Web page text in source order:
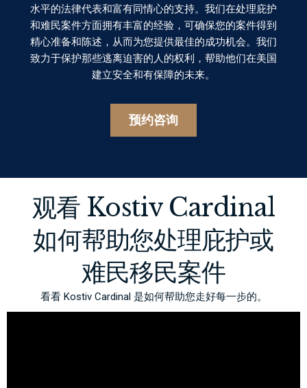
水平的法律代表和富有同情心的支持。我们在处理庇护
和难民案件方面拥有丰富的经验，可确保您的案件得到
精心准备和陈述，从而为您提供最佳的成功机会。我们
致力于保护那些逃离迫害的人的权利，帮助他们在美国
建立安全和有保障的未来。
预约咨询
观看 Kostiv Cardinal
如何帮助您处理庇护或
难民移民案件
看看 Kostiv Cardinal 是如何帮助您走好每一步的。